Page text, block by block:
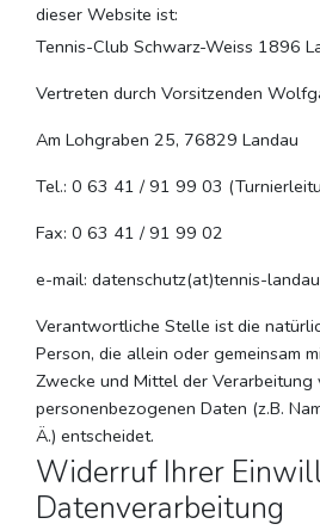
dieser Website ist:
Tennis-Club Schwarz-Weiss 1896
Vertreten durch Vorsitzenden
Am Lohgraben 25, 76829 Landau
Tel.: 0 63 41 / 91 99 03
Fax: 0 63 41 / 91 99 02
e-mail: datenschutz(at)tennis-
Verantwortliche Stelle ist die
Person, die allein oder gemeinsam
Zwecke und Mittel der Verarbeitung
personenbezogenen Daten (z.B.
Ä.) entscheidet.
Widerruf Ihrer
Datenverarbeitung